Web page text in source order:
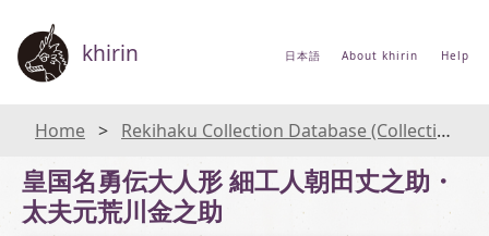
khirin 日本語 About khirin Help
Home Rekihaku Collection Database (Collections Database of the National Museum of Japanese History)
皇国名勇伝大人形 細工人朝田丈之助・
太夫元荒川金之助